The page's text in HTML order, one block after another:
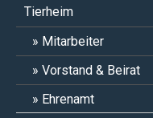
Tierheim
Mitarbeiter
Vorstand & Beirat
Ehrenamt